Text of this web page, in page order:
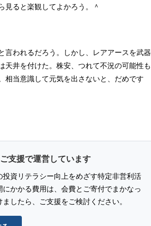
見ると楽観してよかろう。＾
言われるだろう。しかし、レアアースを武器
天井を付けた。株安、つれて不況の可能性も
相当意識して元気を出さないと、だめです
支援で運営しています
資リテラシー向上をめざす特定非営利活
かかる費用は、会費とご寄付でまかなっ
したら、ご支援をご検討ください。